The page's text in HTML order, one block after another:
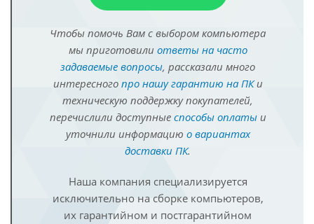
Чтобы помочь Вам с выбором компьютера
мы приготовили ответы на часто
задаваемые вопросы, рассказали много
интересного про нашу гарантию на ПКи
техническую поддержку покупателей,
перечислили доступные способы оплатыи
уточнили информацию о вариантах
доставки ПК.
Наша компания специализируется
исключительно на сборке компьютеров,
их гарантийном и постгарантийном